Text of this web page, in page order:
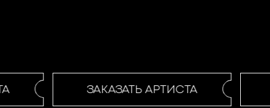
ЗАКАЗАТЬ АРТИСТА